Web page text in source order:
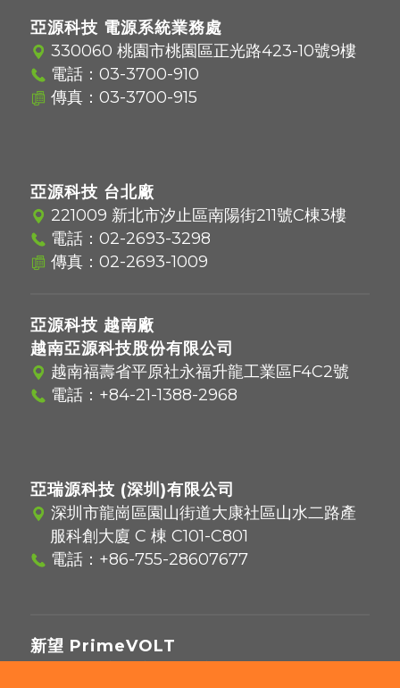
亞源科技 電源系統業務處
330060 桃園市桃園區正光路423-10號9樓
電話： 03-3700-910
傳真：03-3700-915
亞源科技 台北廠
221009 新北市汐止區南陽街211號C棟3樓
電話： 02-2693-3298
傳真：02-2693-1009
亞源科技 越南廠
越南亞源科技股份有限公司
越南福壽省平原社永福升龍工業區F4C2號
電話： +84-21-1388-2968
亞瑞源科技 (深圳)有限公司
深圳市龍崗區園山街道大康社區山水二路產
服科創大廈 C 棟 C101-C801
電話： +86-755-28607677
新望 PrimeVOLT